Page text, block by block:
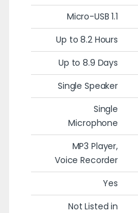
Micro-USB 1.1
Up to 8.2 Hours
Up to 8.9 Days
Single Speaker
Single
Microphone
MP3 Player,
Voice Recorder
Yes
Not Listed in